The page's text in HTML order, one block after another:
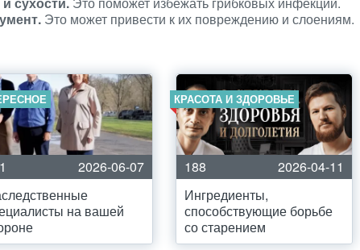
Это может привести к их повреждению и слоениям.
2026-06-07
на вашей
КРАСОТА И ЗДОРОВЬЕ
188
2026-04-11
Ингредиенты,
способствующие борьбе
со старением